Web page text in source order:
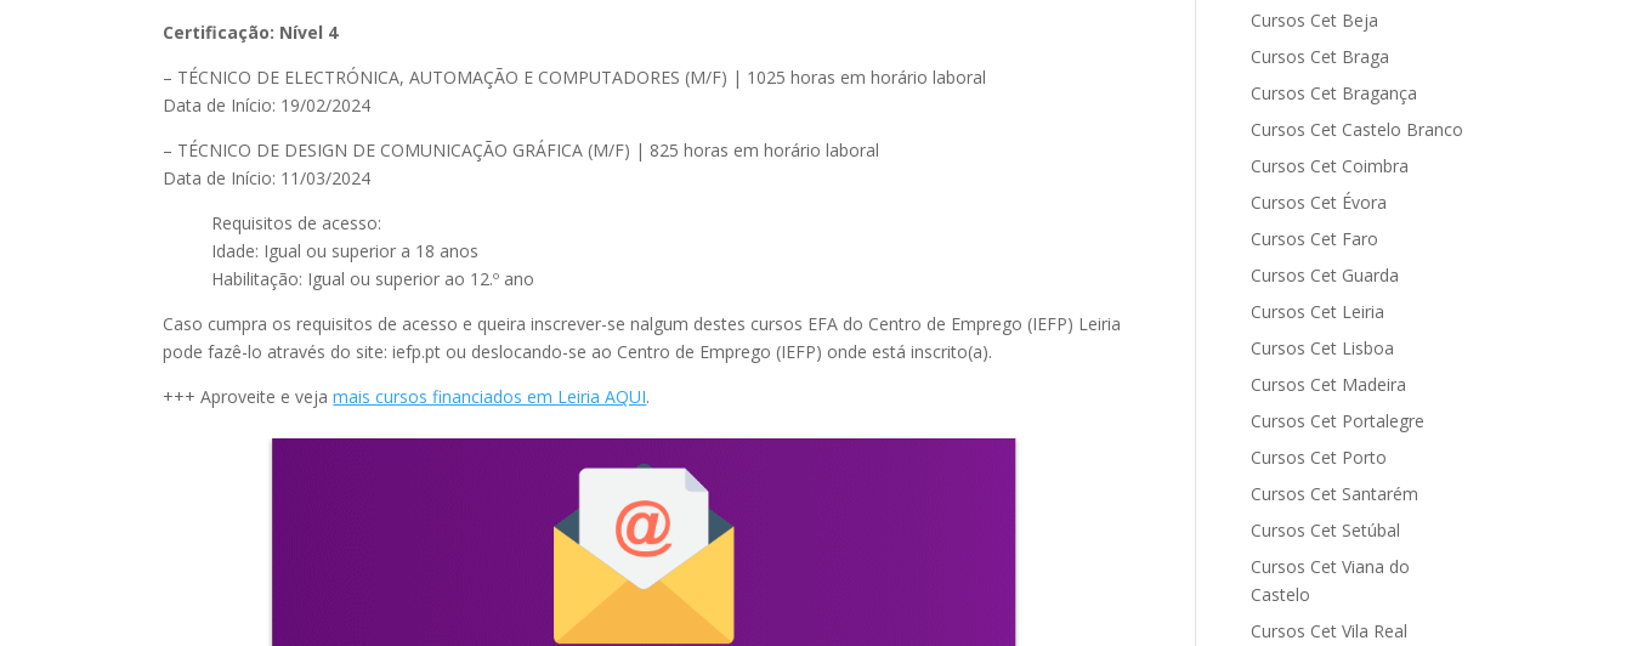
Certificação: Nível 4
– TÉCNICO DE ELECTRÓNICA, AUTOMAÇÃO E COMPUTADORES (M/F) | 1025 horas em horário laboral
Data de Início: 19/02/2024
– TÉCNICO DE DESIGN DE COMUNICAÇÃO GRÁFICA (M/F) | 825 horas em horário laboral
Data de Início: 11/03/2024
Requisitos de acesso:
Idade: Igual ou superior a 18 anos
Habilitação: Igual ou superior ao 12.º ano
Caso cumpra os requisitos de acesso e queira inscrever-se nalgum destes cursos EFA do Centro de Emprego (IEFP) Leiria
pode fazê-lo através do site: iefp.pt ou deslocando-se ao Centro de Emprego (IEFP) onde está inscrito(a).
+++ Aproveite e vejamais cursos financiados em Leiria AQUI.
Cursos Cet Beja
Cursos Cet Braga
Cursos Cet Bragança
Cursos Cet Castelo Branco
Cursos Cet Coimbra
Cursos Cet Évora
Cursos Cet Faro
Cursos Cet Guarda
Cursos Cet Leiria
Cursos Cet Lisboa
Cursos Cet Madeira
Cursos Cet Portalegre
Cursos Cet Porto
Cursos Cet Santarém
Cursos Cet Setúbal
Cursos Cet Viana do
Castelo
Cursos Cet Vila Real